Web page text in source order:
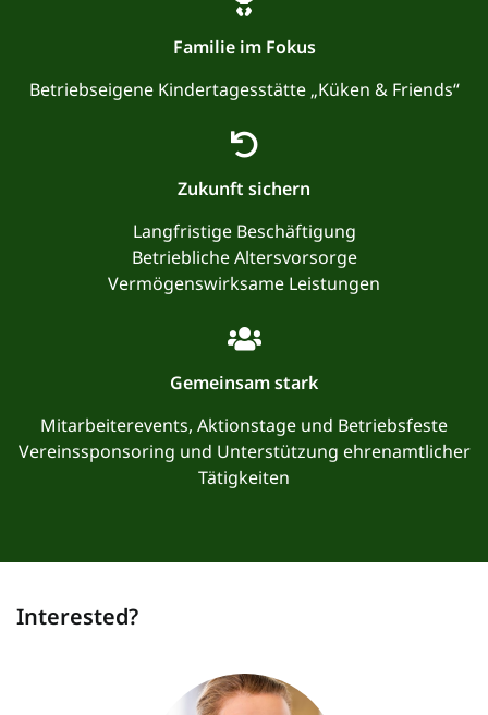
Familie im Fokus
Betriebseigene Kindertagesstätte „Küken & Friends“
Zukunft sichern
Langfristige Beschäftigung
Betriebliche Altersvorsorge
Vermögenswirksame Leistungen
Gemeinsam stark
Mitarbeiterevents, Aktionstage und Betriebsfeste
Vereinssponsoring und Unterstützung ehrenamtlicher
Tätigkeiten
Interested?